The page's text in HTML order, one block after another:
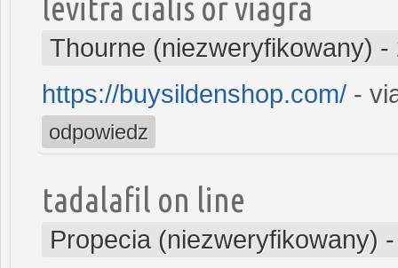
Thourne (niezweryfikowany) -
https://buysildenshop.com/ -
odpowiedz
tadalafil on line
Propecia (niezweryfikowany)